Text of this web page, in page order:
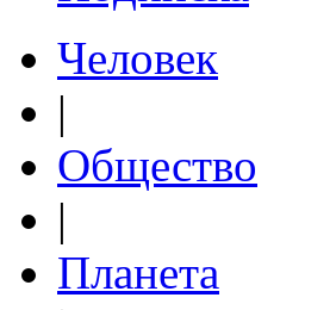
Человек
|
Общество
|
Планета